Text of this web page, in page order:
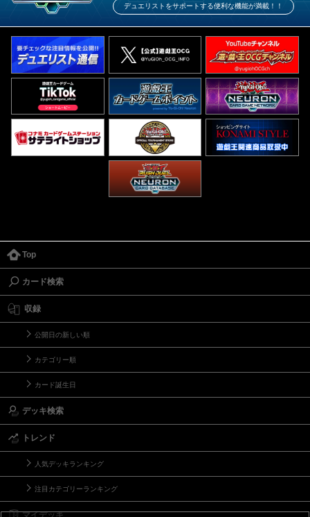
デュエリストをサポートする便利な機能が満載！！
Top
カード検索
収録
公開日の新しい順
カテゴリー順
カード誕生日
デッキ検索
トレンド
人気デッキランキング
注目カテゴリーランキング
マイデッキ